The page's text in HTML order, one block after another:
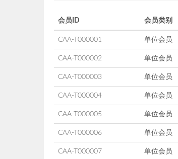
会员ID 会员类别
CAA-T000001 单位会员
CAA-T000002 单位会员
CAA-T000003 单位会员
CAA-T000004 单位会员
CAA-T000005 单位会员
CAA-T000006 单位会员
CAA-T000007 单位会员